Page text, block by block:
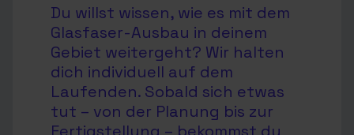
Du willst wissen, wie es mit dem
Glasfaser-Ausbau in deinem
Gebiet weitergeht? Wir halten
dich individuell auf dem
Laufenden. Sobald sich etwas
tut – von der Planung bis zur